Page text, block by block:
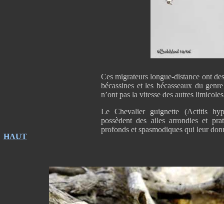
Ces migrateurs longue-distance ont
bécassines et les bécasseaux du
n’ont pas la vitesse des autres
Le Chevalier guignette (Actitis
possèdent des ailes arrondies et
profonds et spasmodiques qui leur
HAUT